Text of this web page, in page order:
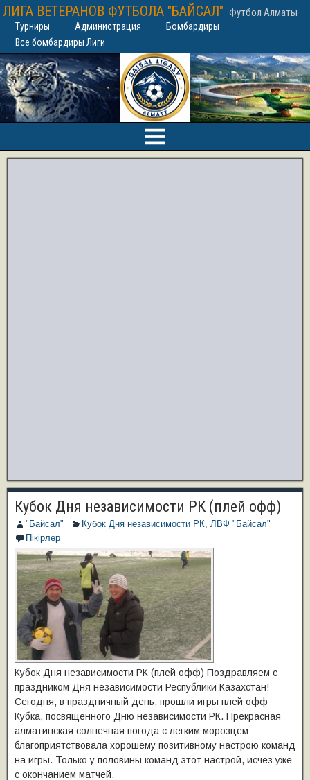
ЛИГА ВЕТЕРАНОВ ФУТБОЛА "БАЙСАЛ" Футбол Алматы
Турниры Администрация
Бомбардиры
Все бомбардиры Лиги
Кубок Дня независимости РК (плей офф)
"Байсал" Кубок Дня независимости РК, ЛВФ "Байсал"
Пікірлер
Кубок Дня независимости РК (плей офф) Поздравляем с
праздником Дня независимости Республики Казахстан!
Сегодня, в праздничный день, прошли игры плей офф
Кубка, посвященного Дню независимости РК. Прекрасная
алматинская солнечная погода с легким морозцем
благоприятствовала хорошему позитивному настрою команд
на игры. Только у половины команд этот настрой, исчез уже
с окончанием матчей.